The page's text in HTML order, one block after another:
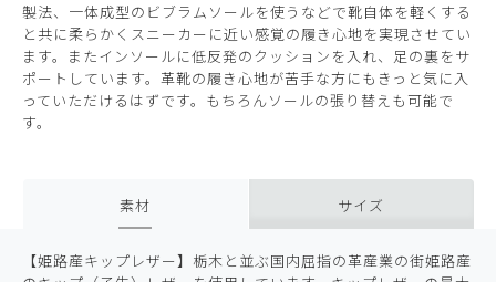
製法、一体成型のビブラムソールを使うなどで靴自体を軽くする
と共に柔らかくスニーカーに近い感覚の履き心地を実現させてい
ます。またインソールに低反発のクッションを入れ、足の裏をサ
ポートしています。革靴の履き心地が苦手な方にもきっと気に入
っていただけるはずです。もちろんソールの張り替えも可能で
す。
素材 サイズ
【姫路産キップレザー】栃木と並ぶ国内屈指の革産業の街姫路産